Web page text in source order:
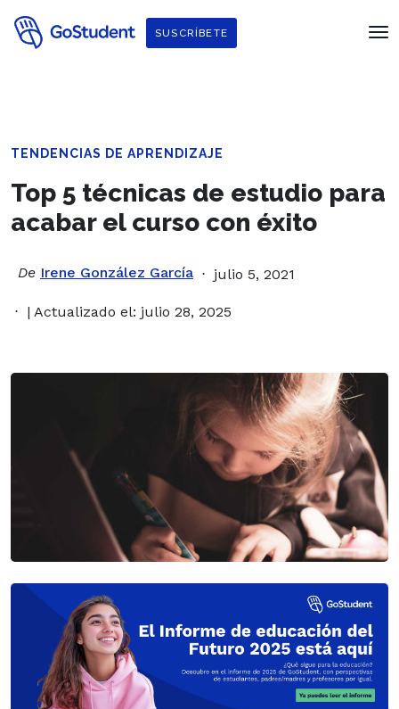
SUSCRÍBETE
TENDENCIAS DE APRENDIZAJE
Top 5 técnicas de estudio para
acabar el curso con éxito
De Irene González García julio 5, 2021
| Actualizado el: julio 28, 2025